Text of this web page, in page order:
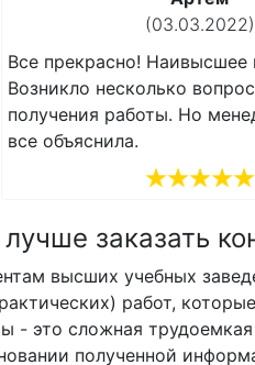
услуг.
этапе
Все
Возникло
получения
все объяснила.
заказать
высших учебных
работ,
- это сложная
полученной